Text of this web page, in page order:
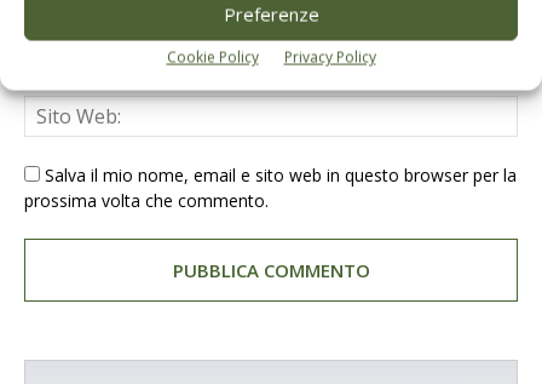
Preferenze
Cookie Policy Privacy Policy
Salva il mio nome, email e sito web in questo browser per la
prossima volta che commento.